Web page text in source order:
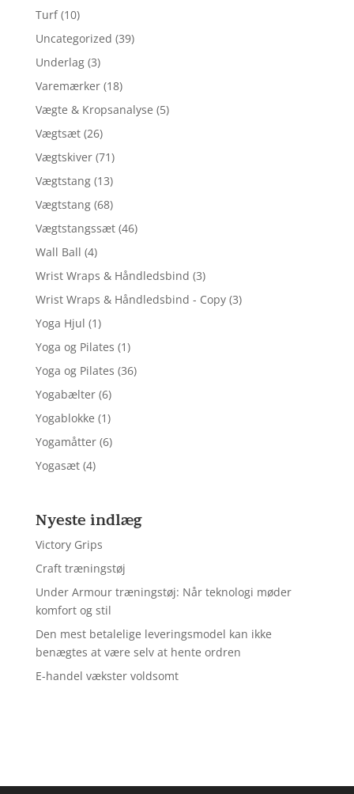
Turf (10)
Uncategorized (39)
Underlag (3)
Varemærker (18)
Vægte & Kropsanalyse (5)
Vægtsæt (26)
Vægtskiver (71)
Vægtstang (13)
Vægtstang (68)
Vægtstangssæt (46)
Wall Ball (4)
Wrist Wraps & Håndledsbind (3)
Wrist Wraps & Håndledsbind - Copy (3)
Yoga Hjul (1)
Yoga og Pilates (1)
Yoga og Pilates (36)
Yogabælter (6)
Yogablokke (1)
Yogamåtter (6)
Yogasæt (4)
Nyeste indlæg
Victory Grips
Craft træningstøj
Under Armour træningstøj: Når teknologi møder
komfort og stil
Den mest betalelige leveringsmodel kan ikke
benægtes at være selv at hente ordren
E-handel vækster voldsomt